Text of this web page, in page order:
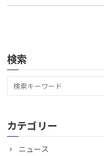
検索
カテゴリー
ニュース